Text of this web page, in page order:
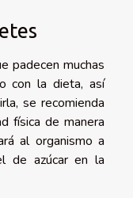
padecen muchas
con la dieta, así
se recomienda
física de manera
al organismo a
de azúcar en la